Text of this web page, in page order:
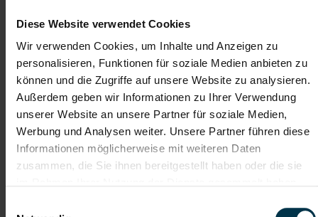
Diese Website verwendet Cookies
Wir verwenden Cookies, um Inhalte und Anzeigen zu
personalisieren, Funktionen für soziale Medien anbieten zu
können und die Zugriffe auf unsere Website zu analysieren.
Außerdem geben wir Informationen zu Ihrer Verwendung
unserer Website an unsere Partner für soziale Medien,
Werbung und Analysen weiter. Unsere Partner führen diese
Informationen möglicherweise mit weiteren Daten
zusammen, die Sie ihnen bereitgestellt haben oder die sie
ab EUR 3.410,30
Vollzeit
Industrie / handwerkliches Gewerbe
ab sofort
Deine Aufgaben